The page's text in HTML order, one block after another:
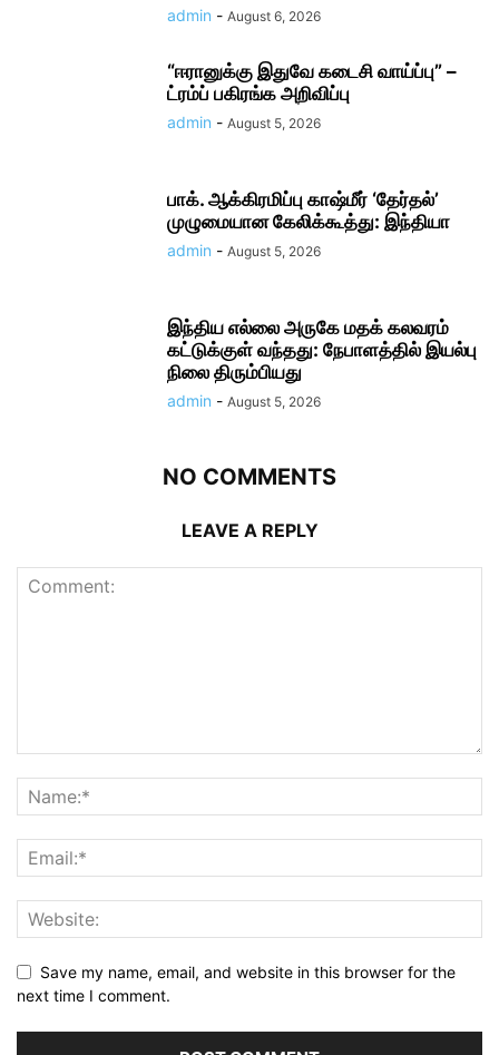
admin - August 6, 2026
“ஈரானுக்கு இதுவே கடைசி வாய்ப்பு” –
ட்ரம்ப் பகிரங்க அறிவிப்பு
admin - August 5, 2026
பாக். ஆக்கிரமிப்பு காஷ்மீர் ‘தேர்தல்’
முழுமையான கேலிக்கூத்து: இந்தியா
admin - August 5, 2026
இந்திய எல்லை அருகே மதக் கலவரம்
கட்டுக்குள் வந்தது: நேபாளத்தில் இயல்பு
நிலை திரும்பியது
admin - August 5, 2026
NO COMMENTS
LEAVE A REPLY
Save my name, email, and website in this browser for the
next time I comment.